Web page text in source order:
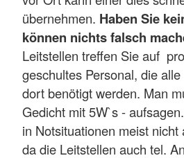
übernehmen. Haben Sie
können nichts falsch
Leitstellen treffen Sie auf
geschultes Personal, die
dort benötigt werden. Man
Gedicht mit 5W`s -
in Notsituationen meist nicht
da die Leitstellen auch tel.